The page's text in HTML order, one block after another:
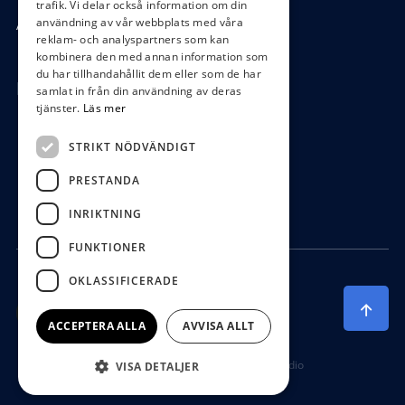
Ångra köp
Hör av dig
0472-104 80
boys@waterboys.se
Ekebogatan 15, 342 30 Alvesta
Producerad av Gota Media Brand Studio
trafik. Vi delar också information om din
användning av vår webbplats med våra
reklam- och analyspartners som kan
kombinera den med annan information som
du har tillhandahållit dem eller som de har
samlat in från din användning av deras
tjänster. Läs mer
STRIKT NÖDVÄNDIGT
PRESTANDA
INRIKTNING
FUNKTIONER
OKLASSIFICERADE
ACCEPTERA ALLA AVVISA ALLT
VISA DETALJER